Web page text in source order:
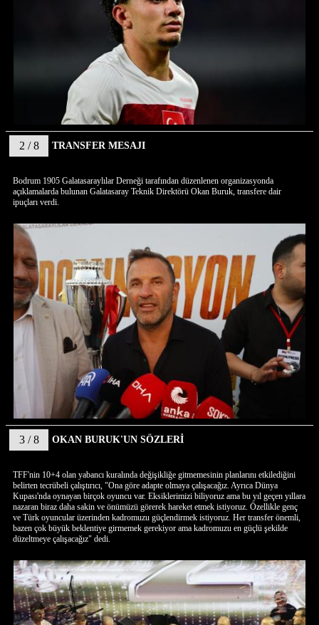
2 / 8 TRANSFER MESAJI
Bodrum 1905 Galatasaraylılar Derneği tarafından düzenlenen organizasyonda
açıklamalarda bulunan Galatasaray Teknik Direktörü Okan Buruk, transfere dair
ipuçları verdi.
3 / 8 OKAN BURUK'UN SÖZLERİ
TFF'nin 10+4 olan yabancı kuralında değişikliğe gitmemesinin planlarını etkilediğini
belirten tecrübeli çalıştırıcı, "Ona göre adapte olmaya çalışacağız. Ayrıca Dünya
Kupası'nda oynayan birçok oyuncu var. Eksiklerimizi biliyoruz ama bu yıl geçen yıllara
nazaran biraz daha sakin ve önümüzü görerek hareket etmek istiyoruz. Özellikle genç
ve Türk oyuncular üzerinden kadromuzu güçlendirmek istiyoruz. Her transfer önemli,
bazen çok büyük beklentiye girmemek gerekiyor ama kadromuzu en güçlü şekilde
düzeltmeye çalışacağız" dedi.